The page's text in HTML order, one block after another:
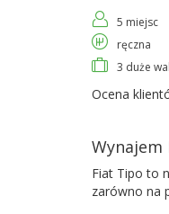
5 miejsc
ręczna
3 duże
Ocena
Wynajem
Fiat Tipo to
zarówno na